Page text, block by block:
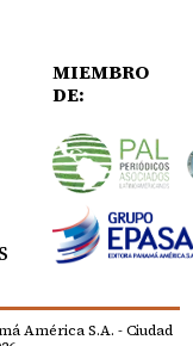
MIEMBRO
DE:
América S.A. - Ciudad